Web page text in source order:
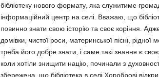
бібліотеку нового формату, яка служитиме
інформаційний центр на селі. Вважаю, що
повинно знати свою історію та своє коріння.
домівки, чистої роси, материнської пісні,
треба його добре знати, і саме такі знання є
коли хотіли знищити націю, починали з
збережена, що бібліотека в селі Хороброві